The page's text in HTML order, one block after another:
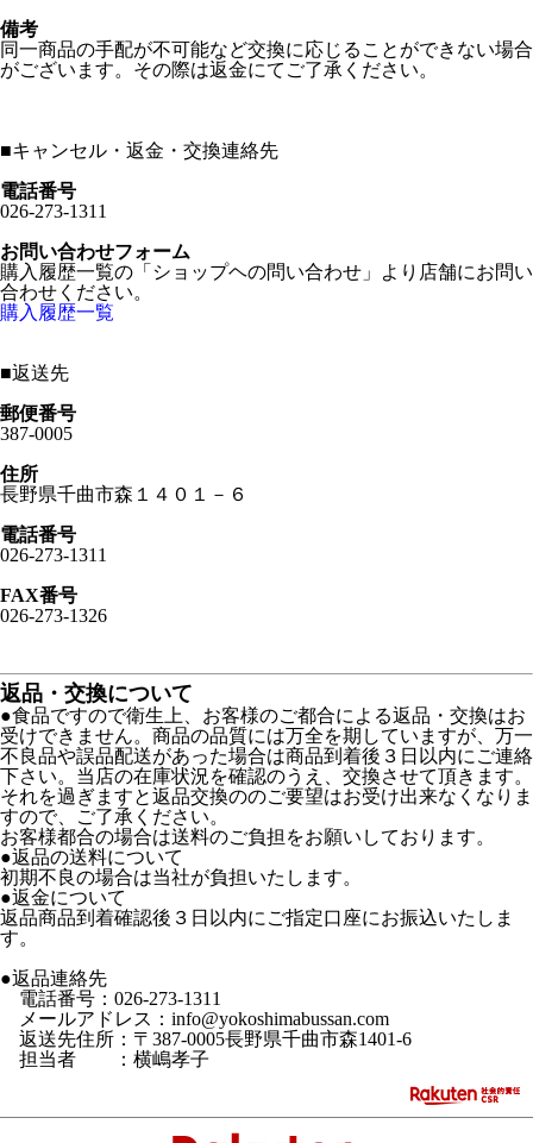
備考
同一商品の手配が不可能など交換に応じることができない場合
がございます。その際は返金にてご了承ください。
■キャンセル・返金・交換連絡先
電話番号
026-273-1311
お問い合わせフォーム
購入履歴一覧の「ショップヘの問い合わせ」より店舗にお問い
合わせください。
購入履歴一覧
■返送先
郵便番号
387-0005
住所
長野県千曲市森１４０１－６
電話番号
026-273-1311
FAX番号
026-273-1326
返品・交換について
●食品ですので衛生上、お客様のご都合による返品・交換はお
受けできません。商品の品質には万全を期していますが、万一
不良品や誤品配送があった場合は商品到着後３日以内にご連絡
下さい。当店の在庫状況を確認のうえ、交換させて頂きます。
それを過ぎますと返品交換ののご要望はお受け出来なくなりま
すので、ご了承ください。
お客様都合の場合は送料のご負担をお願いしております。
●返品の送料について
初期不良の場合は当社が負担いたします。
●返金について
返品商品到着確認後３日以内にご指定口座にお振込いたしま
す。
●返品連絡先
電話番号：026-273-1311
メールアドレス：info@yokoshimabussan.com
返送先住所：〒387-0005長野県千曲市森1401-6
担当者 ：横嶋孝子